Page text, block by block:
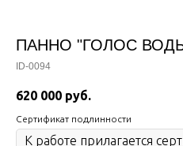
ПАННО "ГОЛОС
ID-0094
620 000 руб.
Сертификат подлинности